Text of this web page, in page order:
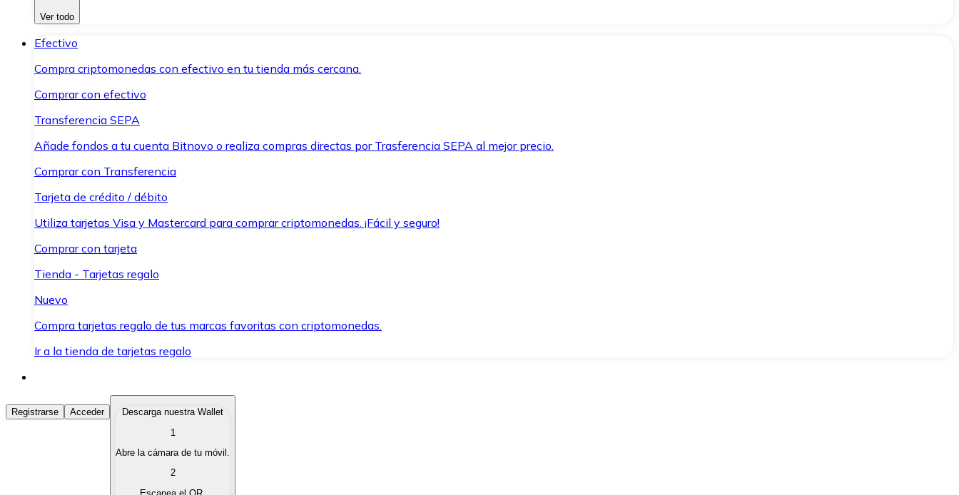
Ver todo
Efectivo
Compra criptomonedas con efectivo en tu tienda más cercana.
Comprar con efectivo
Transferencia SEPA
Añade fondos a tu cuenta Bitnovo o realiza compras directas por Trasferencia SEPA al mejor precio.
Comprar con Transferencia
Tarjeta de crédito / débito
Utiliza tarjetas Visa y Mastercard para comprar criptomonedas. ¡Fácil y seguro!
Comprar con tarjeta
Tienda - Tarjetas regalo
Nuevo
Compra tarjetas regalo de tus marcas favoritas con criptomonedas.
Ir a la tienda de tarjetas regalo
Comprar Criptomonedas
Compra criptomonedas con diferentes métodos de pago.
Vende tus criptomonedas de forma rápida y segura.
Registrarse Acceder
Descarga nuestra Wallet
1
Abre la cámara de tu móvil.
2